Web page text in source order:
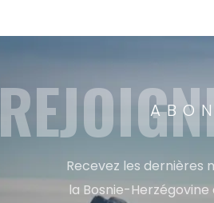
Recevez les dernières
la Bosnie-